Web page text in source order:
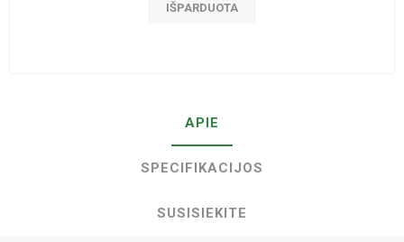
IŠPARDUOTA
APIE
SPECIFIKACIJOS
SUSISIEKITE